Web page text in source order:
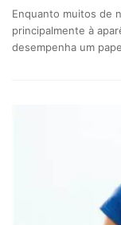
Enquanto muitos de
principalmente à
desempenha um